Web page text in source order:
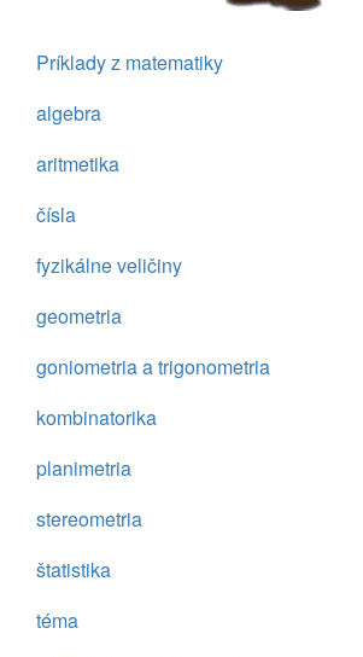
Príklady z matematiky
algebra
aritmetika
čísla
fyzikálne veličiny
geometria
goniometria a trigonometria
kombinatorika
planimetria
stereometria
štatistika
téma